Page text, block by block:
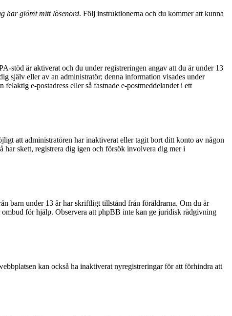
har glömt mitt lösenord. Följ instruktionerna och du kommer att kunna
stöd är aktiverat och du under registreringen angav att du är under 13
själv eller av an administratör; denna information visades under
e-postadress eller så fastnade e-postmeddelandet i ett
att administratören har inaktiverat eller tagit bort ditt konto av någon
har skett, registrera dig igen och försök involvera dig mer i
barn under 13 år har skriftligt tillstånd från föräldrarna. Om du är
för hjälp. Observera att phpBB inte kan ge juridisk rådgivning
kan också ha inaktiverat nyregistreringar för att förhindra att